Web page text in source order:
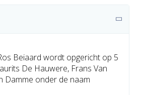
Beiaard wordt opgericht op 5
De Hauwere, Frans Van
Damme onder de naam